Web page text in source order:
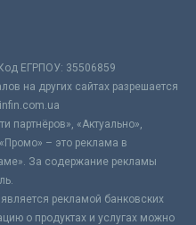
ЕГРПОУ: 35506859
на других сайтах разрешается
партнёров», «Актуально»,
– это реклама в
За содержание рекламы
рекламой банковских
о продуктах и услугах можно